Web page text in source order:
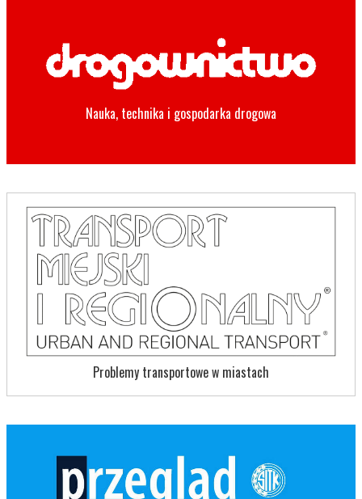
Nauka, technika i gospodarka drogowa
Problemy transportowe w miastach